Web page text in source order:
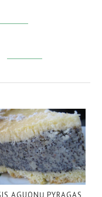
AGUONŲ PYRAGAS